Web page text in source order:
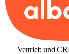
Vertrieb und